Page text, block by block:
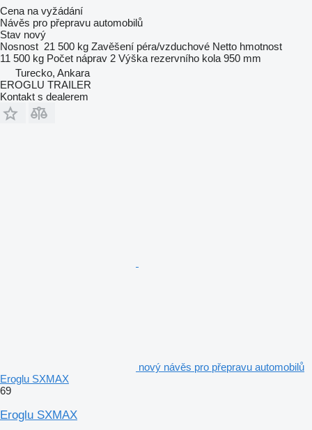
Cena na vyžádání
Návěs pro přepravu automobilů
Stav nový
Nosnost 21 500 kg Zavěšení péra/vzduchové Netto hmotnost
11 500 kg Počet náprav 2 Výška rezervního kola 950 mm
Turecko, Ankara
EROGLU TRAILER
Kontakt s dealerem
nový návěs pro přepravu automobilů
Eroglu SXMAX
69
Eroglu SXMAX